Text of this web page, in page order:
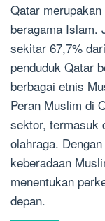
Qatar
beragama Islam.
sekitar 67,7%
penduduk Qatar
berbagai etnis
Peran Muslim di
sektor, termasuk
olahraga.
keberadaan
menentukan
depan.